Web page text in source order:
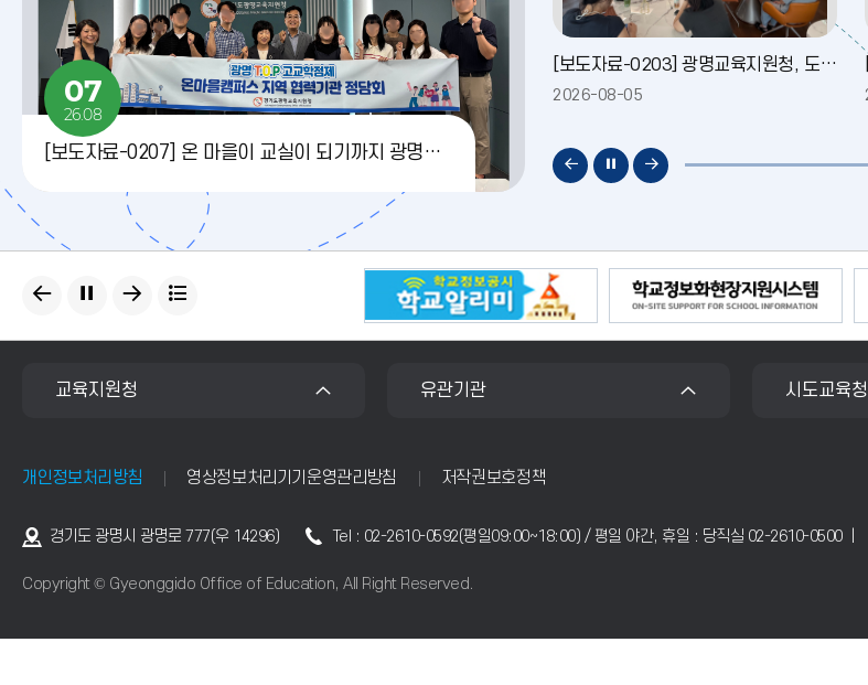
[보도자료-0207] 온 마을이 교실이 되기까지 광명교육지원청-지역 협력기관이 마주 앉아 다음 수업을 그리다
26.08
07
[보도자료-0205] 경기도광명교육지원청, 학교와 대학 간 벽깨기로 학점인정형 과목 운영 [보도자료-0204] 광명교육지원청, 현업업무종사자 안전보건교육 실시
2026-08-05
[보도자료-0203] 광명교육지원청, 도교육청·직속기관과 함께 신규 공무원 조직 적응 지원
2026-08-05
교
원
청
소
교
원
소
교
원
청
소
너
음
교육지원청 유관기관 시도교육청
개인정보처리방침 영상정보처리기기운영관리방침 저작권보호정책
주
경기도 광명시 광명로 777(우 14296) Tel : 02-2610-0592(평일09:00~18:00) / 평일 야간, 휴일 : 당직실 02-2610-0500 |
Copyright © Gyeonggido Office of Education, All Right Reserved.